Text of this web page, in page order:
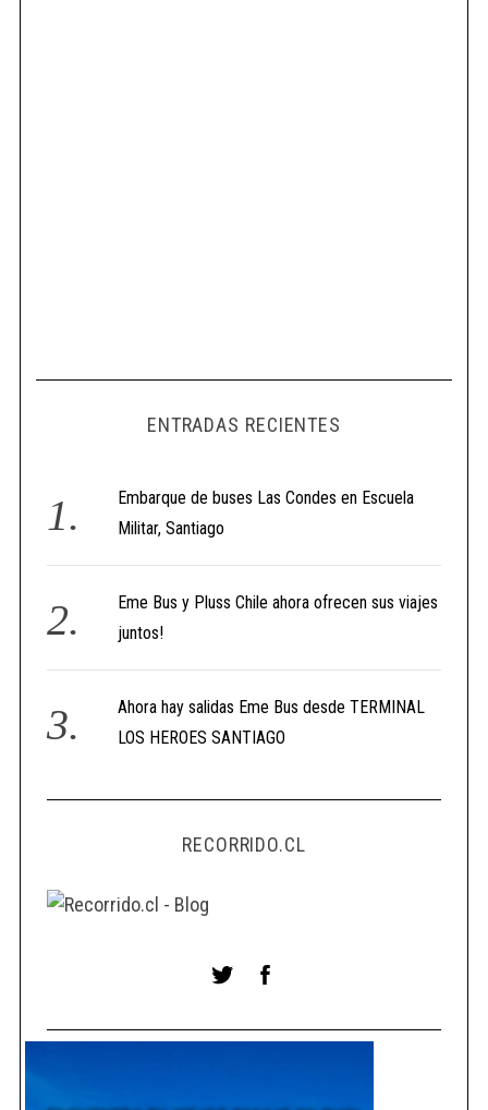
ENTRADAS RECIENTES
Embarque de buses Las Condes en Escuela
Militar, Santiago
Eme Bus y Pluss Chile ahora ofrecen sus viajes
juntos!
Ahora hay salidas Eme Bus desde TERMINAL
LOS HEROES SANTIAGO
RECORRIDO.CL